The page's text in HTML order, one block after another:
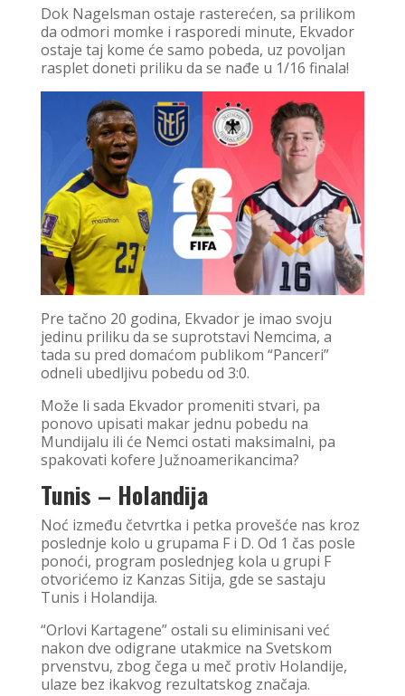
Dok Nagelsman ostaje rasterećen, sa prilikom
da odmori momke i rasporedi minute, Ekvador
ostaje taj kome će samo pobeda, uz povoljan
rasplet doneti priliku da se nađe u 1/16 finala!
Pre tačno 20 godina, Ekvador je imao svoju
jedinu priliku da se suprotstavi Nemcima, a
tada su pred domaćom publikom “Panceri”
odneli ubedljivu pobedu od 3:0.
Može li sada Ekvador promeniti stvari, pa
ponovo upisati makar jednu pobedu na
Mundijalu ili će Nemci ostati maksimalni, pa
spakovati kofere Južnoamerikancima?
Tunis – Holandija
Noć između četvrtka i petka provešće nas kroz
poslednje kolo u grupama F i D. Od 1 čas posle
ponoći, program poslednjeg kola u grupi F
otvorićemo iz Kanzas Sitija, gde se sastaju
Tunis i Holandija.
“Orlovi Kartagene” ostali su eliminisani već
nakon dve odigrane utakmice na Svetskom
prvenstvu, zbog čega u meč protiv Holandije,
ulaze bez ikakvog rezultatskog značaja.